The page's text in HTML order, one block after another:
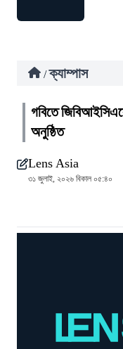
/ ক্যাম্পাস
গবিতে
অনুষ্ঠিত
Lens Asia
৩১ জুলাই, ২০২৬ বিকাল ০৫:৪০